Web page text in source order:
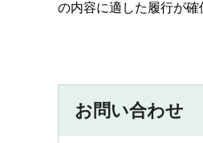
の内容に適した履行が確
お問い合わせ